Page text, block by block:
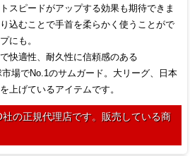
スピードがアップする効果も期待できま
込むことで手首を柔らかく使うことがで
にも。
快適性、耐久性に信頼感のある
場でNo.1のサムガード。大リーグ、日本
上げているアイテムです。
の正規代理店です。販売している商